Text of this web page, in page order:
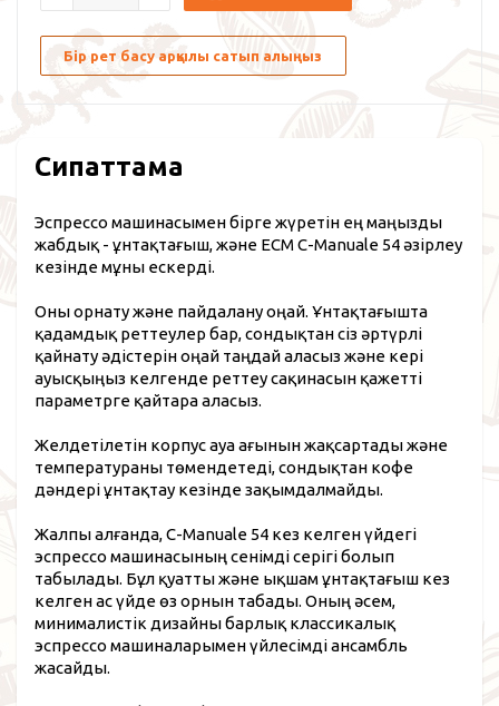
Бір рет басу арқылы сатып алыңыз
Сипаттама
Эспрессо машинасымен бірге жүретін ең маңызды
жабдық - ұнтақтағыш, және ECM C-Manuale 54 әзірлеу
кезінде мұны ескерді.
Оны орнату және пайдалану оңай. Ұнтақтағышта
қадамдық реттеулер бар, сондықтан сіз әртүрлі
қайнату әдістерін оңай таңдай аласыз және кері
ауысқыңыз келгенде реттеу сақинасын қажетті
параметрге қайтара аласыз.
Желдетілетін корпус ауа ағынын жақсартады және
температураны төмендетеді, сондықтан кофе
дәндері ұнтақтау кезінде зақымдалмайды.
Жалпы алғанда, C-Manuale 54 кез келген үйдегі
эспрессо машинасының сенімді серігі болып
табылады. Бұл қуатты және ықшам ұнтақтағыш кез
келген ас үйде өз орнын табады. Оның әсем,
минималистік дизайны барлық классикалық
эспрессо машиналарымен үйлесімді ансамбль
жасайды.